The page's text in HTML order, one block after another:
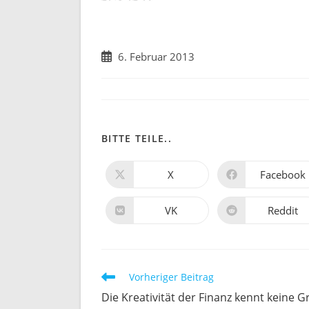
Beitrag6. Februar 2013
BITTE TEILE..
Öffnet
neuen
Fenster
X Öffnet
neuen
Fenster
Facebook
Öffnet
VK Öffnet
Reddit
Weitere
ansehen
Vorheriger Beitrag
Die Kreativität der Finanz kennt keine